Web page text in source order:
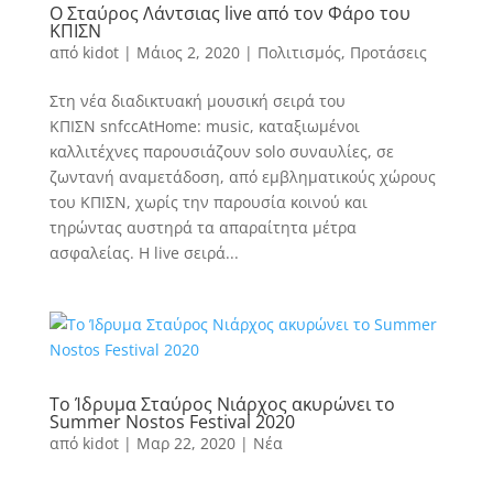
Ο Σταύρος Λάντσιας live από τον Φάρο του
ΚΠΙΣΝ
από kidot| Μάιος 2, 2020| Πολιτισμός, Προτάσεις
Στη νέα διαδικτυακή μουσική σειρά του
ΚΠΙΣΝ snfccAtHome: music, καταξιωμένοι
καλλιτέχνες παρουσιάζουν solo συναυλίες, σε
ζωντανή αναμετάδοση, από εμβληματικούς χώρους
του ΚΠΙΣΝ, χωρίς την παρουσία κοινού και
τηρώντας αυστηρά τα απαραίτητα μέτρα
ασφαλείας. Η live σειρά...
Το Ίδρυμα Σταύρος Νιάρχος ακυρώνει το
Summer Nostos Festival 2020
από kidot| Μαρ 22, 2020| Νέα